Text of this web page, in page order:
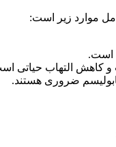
ضروری هستند.